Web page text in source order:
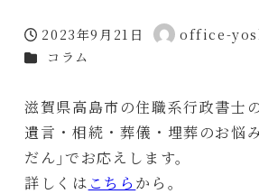
投稿日
2023年9月21日
著
office-
カテゴリー
コラム
滋賀県高島市の住職系行政書士
遺言・相続・葬儀・埋葬のお悩
だん｣でお応えします。
詳しくは こちら から。